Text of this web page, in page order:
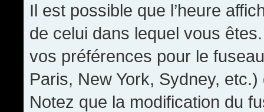
Il est possible que l’heure
de celui dans lequel vous
vos préférences pour le
Paris, New York, Sydney,
Notez que la modification du